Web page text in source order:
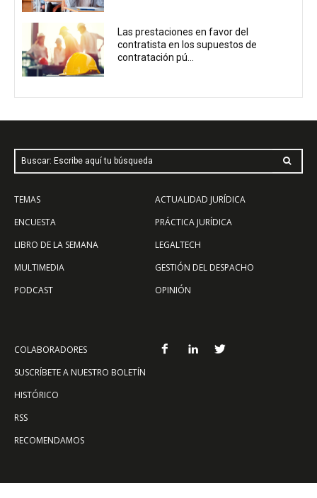
Las prestaciones en favor del
contratista en los supuestos de
contratación pú...
Buscar: Escribe aquí tu búsqueda
TEMAS
ENCUESTA
LIBRO DE LA SEMANA
MULTIMEDIA
PODCAST
ACTUALIDAD JURÍDICA
PRÁCTICA JURÍDICA
LEGALTECH
GESTIÓN DEL DESPACHO
OPINIÓN
COLABORADORES
SUSCRÍBETE A NUESTRO BOLETÍN
HISTÓRICO
RSS
RECOMENDAMOS